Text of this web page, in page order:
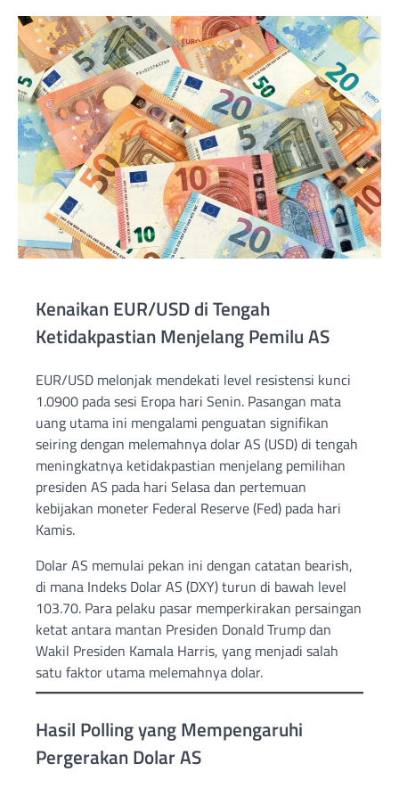
Kenaikan EUR/USD di Tengah
Ketidakpastian Menjelang Pemilu AS
EUR/USD melonjak mendekati level resistensi kunci
1.0900 pada sesi Eropa hari Senin. Pasangan mata
uang utama ini mengalami penguatan signifikan
seiring dengan melemahnya dolar AS (USD) di tengah
meningkatnya ketidakpastian menjelang pemilihan
presiden AS pada hari Selasa dan pertemuan
kebijakan moneter Federal Reserve (Fed) pada hari
Kamis.
Dolar AS memulai pekan ini dengan catatan bearish,
di mana Indeks Dolar AS (DXY) turun di bawah level
103.70. Para pelaku pasar memperkirakan persaingan
ketat antara mantan Presiden Donald Trump dan
Wakil Presiden Kamala Harris, yang menjadi salah
satu faktor utama melemahnya dolar.
Hasil Polling yang Mempengaruhi
Pergerakan Dolar AS